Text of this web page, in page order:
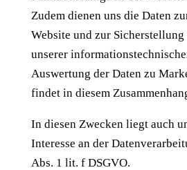
Zudem dienen uns die Daten
Website und zur
unserer
Auswertung der Daten zu
findet in diesem
In diesen Zwecken liegt auch
Interesse an der
Abs. 1 lit. f DSGVO.